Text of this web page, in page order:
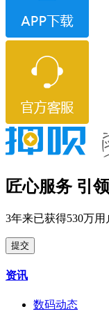
匠心服务 引
3年来已获得530万
提交
资讯
数码动态